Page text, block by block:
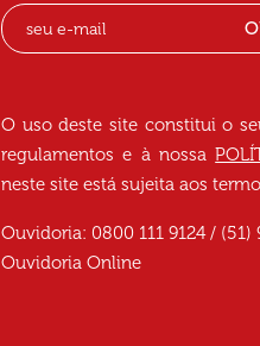
O uso deste site constitui o
regulamentos e à nossa
neste site está sujeita aos
Ouvidoria: 0800 111 9124 / (51)
Ouvidoria Online